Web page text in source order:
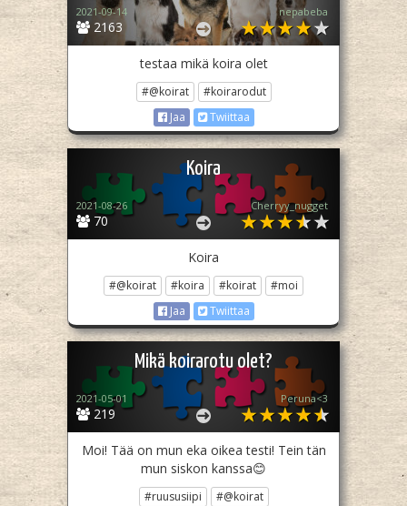
2163
2021-09-14 nepabeba
testaa mikä koira olet
#@koirat
#koirarodut
Jaa
Twiittaa
Koira
70
2021-08-26 Cherryy_nugget
Koira
#@koirat #koira #koirat
#moi
Jaa
Twiittaa
Mikä koirarotu olet?
219
2021-05-01 Peruna<3
Moi! Tää on mun eka oikea testi! Tein tän
mun siskon kanssa😊
#ruususiipi
#@koirat